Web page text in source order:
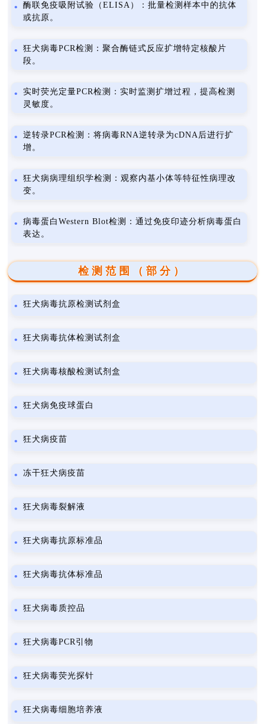
酶联免疫吸附试验（ELISA）：批量检测样本中的抗体
或抗原。
狂犬病毒PCR检测：聚合酶链式反应扩增特定核酸片
段。
实时荧光定量PCR检测：实时监测扩增过程，提高检测
灵敏度。
逆转录PCR检测：将病毒RNA逆转录为cDNA后进行扩
增。
狂犬病病理组织学检测：观察内基小体等特征性病理改
变。
病毒蛋白Western Blot检测：通过免疫印迹分析病毒蛋白
表达。
检测范围（部分）
狂犬病毒抗原检测试剂盒
狂犬病毒抗体检测试剂盒
狂犬病毒核酸检测试剂盒
狂犬病免疫球蛋白
狂犬病疫苗
冻干狂犬病疫苗
狂犬病毒裂解液
狂犬病毒抗原标准品
狂犬病毒抗体标准品
狂犬病毒质控品
狂犬病毒PCR引物
狂犬病毒荧光探针
狂犬病毒细胞培养液